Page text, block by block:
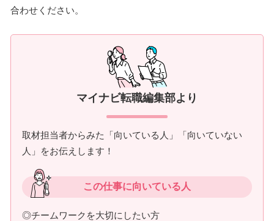
合わせください。
マイナビ転職編集部より
取材担当者からみた「向いている人」「向いていない
人」をお伝えします！
この仕事に向いている人
◎チームワークを大切にしたい方